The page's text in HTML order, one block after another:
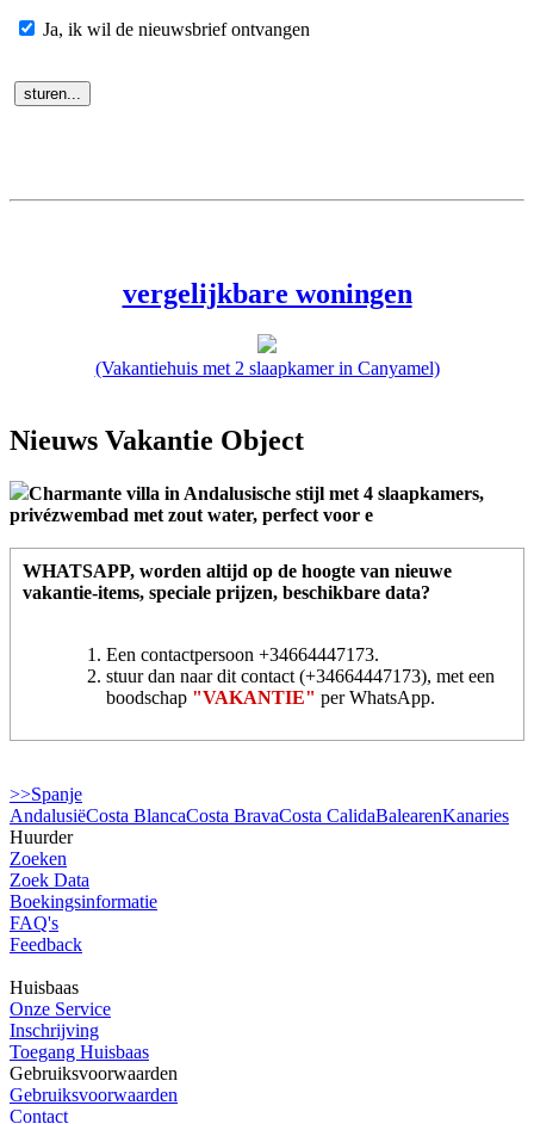
Ja, ik wil de nieuwsbrief ontvangen
vergelijkbare woningen
(Vakantiehuis met 2 slaapkamer in Canyamel)
Nieuws Vakantie Object
Charmante villa in Andalusische stijl met 4 slaapkamers,
privézwembad met zout water, perfect voor e
WHATSAPP, worden altijd op de hoogte van nieuwe
vakantie-items, speciale prijzen, beschikbare data?
Een contactpersoon +34664447173.
stuur dan naar dit contact (+34664447173), met een
boodschap "VAKANTIE" per WhatsApp.
>>Spanje
AndalusiëCosta BlancaCosta BravaCosta CalidaBalearenKanaries
Huurder
Zoeken
Zoek Data
Boekingsinformatie
FAQ's
Feedback
Huisbaas
Onze Service
Inschrijving
Toegang Huisbaas
Gebruiksvoorwaarden
Gebruiksvoorwaarden
Contact